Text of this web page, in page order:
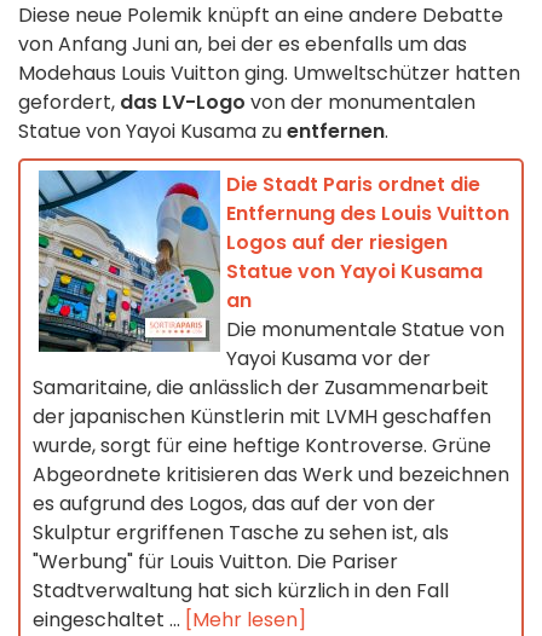
Diese neue Polemik knüpft an eine andere Debatte
von Anfang Juni an, bei der es ebenfalls um das
Modehaus Louis Vuitton ging. Umweltschützer hatten
gefordert, das LV-Logo von der monumentalen
Statue von Yayoi Kusama zuentfernen.
Die Stadt Paris ordnet die
Entfernung des Louis Vuitton
Logos auf der riesigen
Statue von Yayoi Kusama
an
Die monumentale Statue von
Yayoi Kusama vor der
Samaritaine, die anlässlich der Zusammenarbeit
der japanischen Künstlerin mit LVMH geschaffen
wurde, sorgt für eine heftige Kontroverse. Grüne
Abgeordnete kritisieren das Werk und bezeichnen
es aufgrund des Logos, das auf der von der
Skulptur ergriffenen Tasche zu sehen ist, als
"Werbung" für Louis Vuitton. Die Pariser
Stadtverwaltung hat sich kürzlich in den Fall
eingeschaltet ... [Mehr lesen]